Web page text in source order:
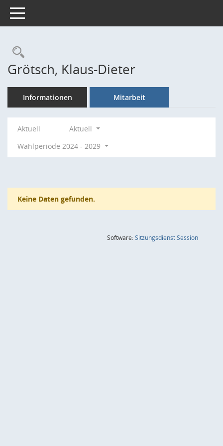
Toggle navigation
Rechercheauswahl
Grötsch, Klaus-Dieter
Informationen Mitarbeit
Aktuell
Aktuell
Wahlperiode 2024 - 2029
Keine Daten gefunden.
Software:SitzungsdienstSession(Wird in